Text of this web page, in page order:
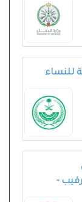
للنساء
-